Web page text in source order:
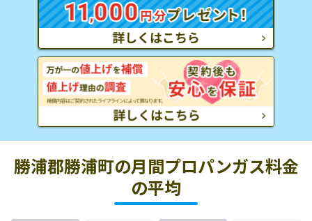
勝浦郡勝浦町の月間プロパンガス料金
の平均